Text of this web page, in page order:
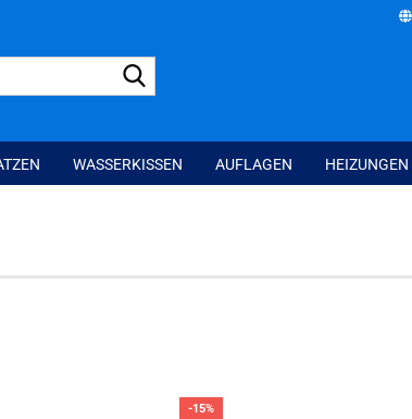
WASSERKISSEN AUFLAGEN HEIZUNGEN
-15%